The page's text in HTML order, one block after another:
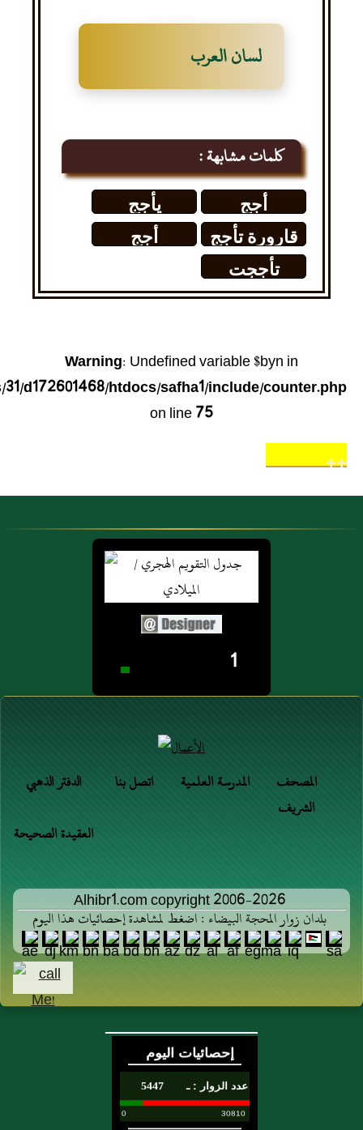
لسان العرب
كلمات مشابهة :
أجج
يأجج
قارورة تأجج
( الإلكترونات
في الشاشة)
أجج
تأججت
Warning: Undefined variable $byn in
d172601468/htdocs/safha1/include/counter.php
on line75
++
1
الدفتر الذهبي اتصل بنا المدرسة العلمية
المصحف
الشريف
العقيدة الصحيحة
Alhibr1.com copyright 2006-2026
بلدان زوار المحجة البيضاء : اضغط لمشاهدة إحصائيات هذا اليوم